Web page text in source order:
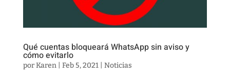
Qué cuentas bloqueará WhatsApp sin aviso y
cómo evitarlo
porKaren| Feb 5, 2021| Noticias